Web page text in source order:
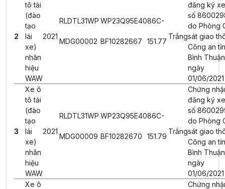
2
tô tải
(đào
tạo
lái
xe)
nhãn
hiệu
WAW
2021
RLDTL31WP
MDG00002
WP23Q95E40
BF10282667
86C-
151.77
Trắng
đăng ký
số
do Phòng
sát giao
Công an
Bình
ngày
01/06/2021
3
Xe ô
tô tải
(đào
tạo
lái
xe)
nhãn
hiệu
WAW
2021
RLDTL31WP
MDG00009
WP23Q95E40
BF10282670
86C-
151.79
Trắng
Chứng
đăng ký
số
do Phòng
sát giao
Công an
Bình
ngày
01/06/2021
Xe ô
Chứng